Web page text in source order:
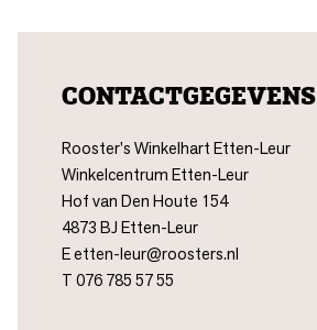
CONTACTGEGEVENS
Rooster's Winkelhart Etten-Leur
Winkelcentrum Etten-Leur
Hof van Den Houte 154
4873 BJ Etten-Leur
Eetten-leur@roosters.nl
T 076 785 57 55